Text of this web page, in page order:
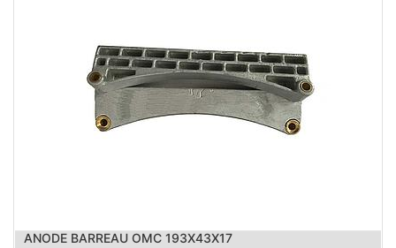
ANODE BARREAU OMC 193X43X17